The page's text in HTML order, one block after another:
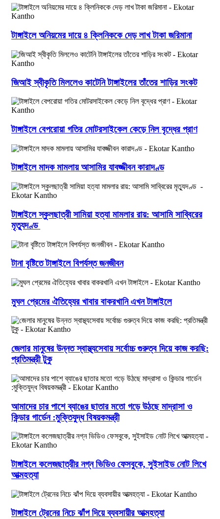
টাঙ্গাইলে অনিয়মের দায়ে ৪ ক্লিনিককে দেড় লাখ টাকা জরিমানা
জিআই স্বীকৃতি মিললেও কাটেনি টাঙ্গাইলের তাঁতের শাড়ির সংকট
টাঙ্গাইলে বেপরোয়া গতির মোটরসাইকেল কেড়ে নিল বৃদ্ধের প্রাণ
টাঙ্গাইলে মাদক মামলায় আসামির যাবজ্জীবন কারাদণ্ড
টাঙ্গাইলে স্কুলছাত্রী সামিয়া হত্যা মামলার রায়: আসামি সাব্বিরের
মৃত্যুদণ্ড
টানা বৃষ্টিতে টাঙ্গাইলে বিপর্যস্ত জনজীবন
মুঘল প্রেমের ঐতিহ্যের খাবার বাকরখানি এখন টাঙ্গাইলে
জেলার মানুষের উন্নত স্বাস্থ্যসেবায় সর্বোচ্চ গুরুত্ব দিয়ে কাজ করছি:
প্রতিমন্ত্রী টুকু
আমাদের চার পাশে ব্যাঙের ছাতার মতো গড়ে উঠছে মাদ্রাসা ও
কিন্ডার গার্ডেন :মুক্তিযুদ্ধ বিষয়কমন্ত্রী
টাঙ্গাইলে কলেজছাত্রীর নগ্ন ভিডিও ফেসবুকে, সুইসাইড নোট লিখে
আত্মহত্যা
টাঙ্গাইলে ট্রেনের নিচে ঝাঁপ দিয়ে ব্যবসায়ীর আত্মহত্যা